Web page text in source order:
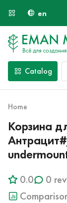
en
Catalog
Home
Корзина
0.0 0